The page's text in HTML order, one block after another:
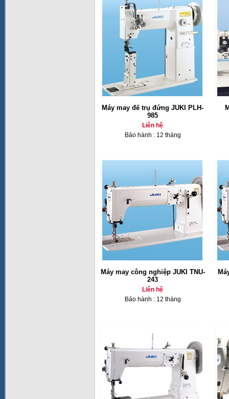
Máy may đế trụ đứng JUKI PLH-
985
Liên hệ
Bảo hành : 12 tháng
Máy may công nghiệp JUKI TNU-
243
Liên hệ
Bảo hành : 12 tháng